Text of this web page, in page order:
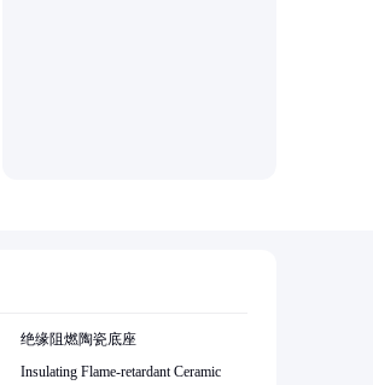
绝缘阻燃陶瓷底座
Insulating Flame-retardant Ceramic